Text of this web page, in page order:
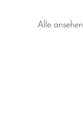
Alle ansehen